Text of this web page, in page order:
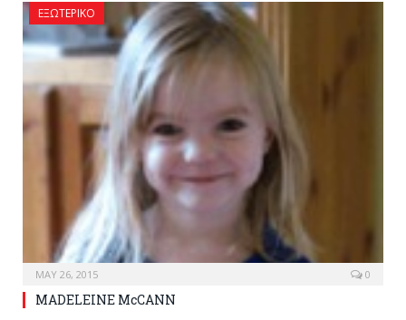
ΕΞΩΤΕΡΙΚΌ
MAY 26, 2015 0
MADELEINE McCANN